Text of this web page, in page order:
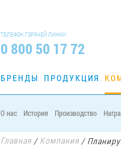
ТЕЛЕФОН ГОРЯЧЕЙ ЛИНИИ
0 800 50 17 72
БРЕНДЫ ПРОДУКЦИЯ
О нас История Производство
Главная / Компания /